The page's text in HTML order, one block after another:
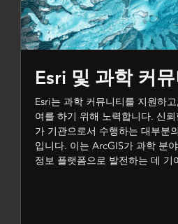
Esri 및 과학 커
Esri는 과학 커뮤니티를 지원하
여를 하기 위해 노력합니다. 신
가 기관으로서 수행하는 대부분
입니다. 이는 ArcGIS가 과학 분
정보 플랫폼으로 발전하는 데 기